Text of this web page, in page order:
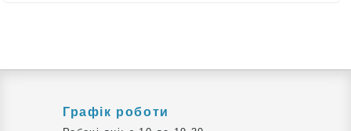
Графік роботи